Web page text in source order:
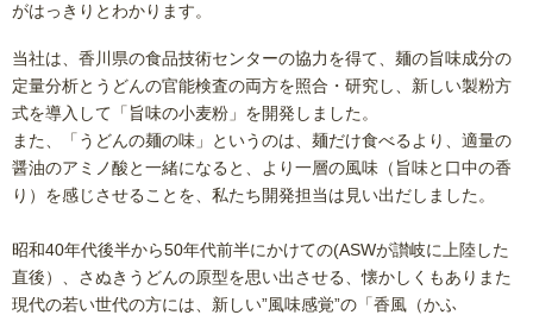
がはっきりとわかります。
当社は、香川県の食品技術センターの協力を得て、麺の旨味成分の
定量分析とうどんの官能検査の両方を照合・研究し、新しい製粉方
式を導入して「旨味の小麦粉」を開発しました。
また、「うどんの麺の味」というのは、麺だけ食べるより、適量の
醤油のアミノ酸と一緒になると、より一層の風味（旨味と口中の香
り）を感じさせることを、私たち開発担当は見い出だしました。
昭和40年代後半から50年代前半にかけての(ASWが讃岐に上陸した
直後）、さぬきうどんの原型を思い出させる、懐かしくもありまた
現代の若い世代の方には、新しい”風味感覚”の「香風（かふ